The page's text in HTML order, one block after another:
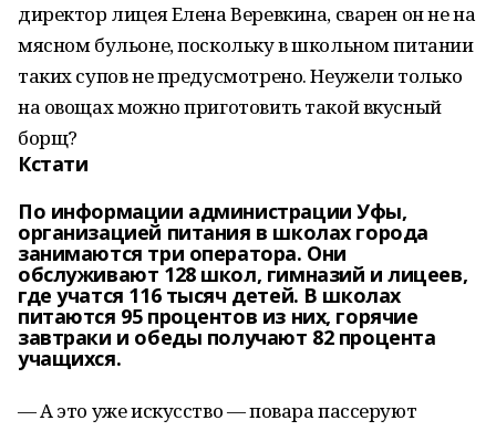
директор лицея Елена Веревкина, сварен он не на
мясном бульоне, поскольку в школьном питании
таких супов не предусмотрено. Неужели только
на овощах можно приготовить такой вкусный
борщ?
Кстати
По информации администрации Уфы,
организацией питания в школах города
занимаются три оператора. Они
обслуживают 128 школ, гимназий и лицеев,
где учатся 116 тысяч детей. В школах
питаются 95 процентов из них, горячие
завтраки и обеды получают 82 процента
учащихся.
— А это уже искусство — повара пассеруют